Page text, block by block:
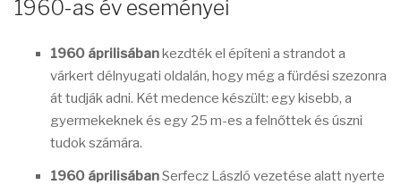
1960-as év eseményei
1960 áprilisábankezdték el építeni a strandot a
várkert délnyugati oldalán, hogy még a fürdési szezonra
át tudják adni. Két medence készült: egy kisebb, a
gyermekeknek és egy 25 m-es a felnőttek és úszni
tudok számára.
1960 áprilisábanSerfecz László vezetése alatt nyerte